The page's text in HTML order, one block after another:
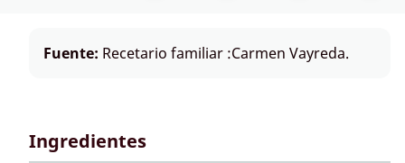
Fuente: Recetario familiar :Carmen Vayreda.
Ingredientes